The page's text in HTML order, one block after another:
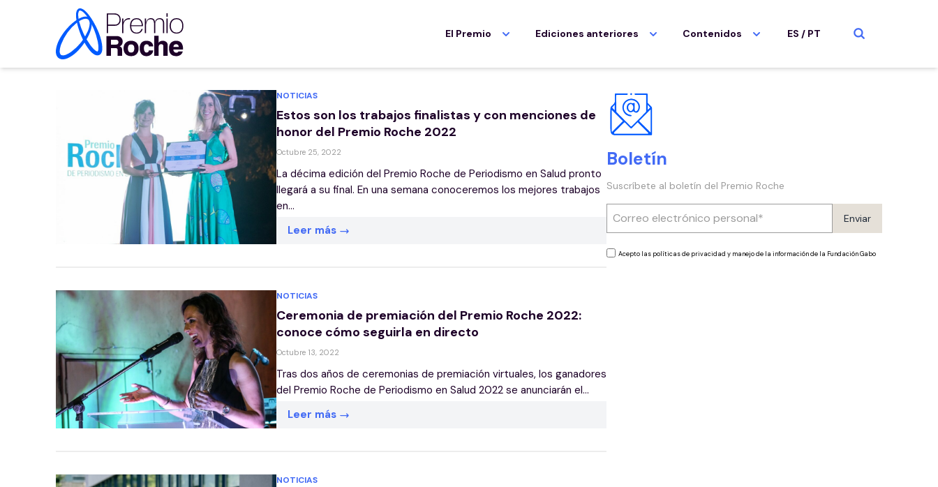
Saltar al contenido
El Premio Ediciones anteriores Contenidos ES / PT
NOTICIAS
Estos son los trabajos finalistas y con menciones de
honor del Premio Roche 2022
Octubre 25, 2022
La décima edición del Premio Roche de Periodismo en Salud pronto
llegará a su final. En una semana conoceremos los mejores trabajos
en...
Leer más
NOTICIAS
Ceremonia de premiación del Premio Roche 2022:
conoce cómo seguirla en directo
Octubre 13, 2022
Tras dos años de ceremonias de premiación virtuales, los ganadores
del Premio Roche de Periodismo en Salud 2022 se anunciarán el...
Leer más
NOTICIAS
Boletín
Suscríbete al boletín del Premio Roche
Enviar
Acepto las políticas de privacidad y manejo de la información de la Fundación Gabo